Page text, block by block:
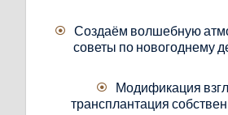
Создаём волшебную
советы по новогоднему
Модификация
трансплантация